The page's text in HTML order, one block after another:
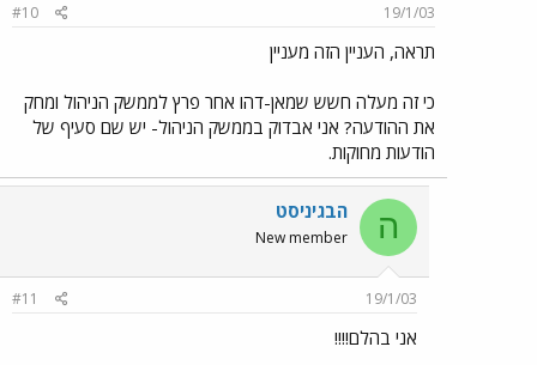
19/1/03
#10
תראה, העניין הזה מעניין
כי זה מעלה חשש שמאן-דהו אחר פרץ לממשק הניהול ומחק
את ההודעה? אני אבדוק בממשק הניהול- יש שם סעיף של
הודעות מחוקות.
ה הבגיניסט
New member
19/1/03
#11
אני בהלם!!!!